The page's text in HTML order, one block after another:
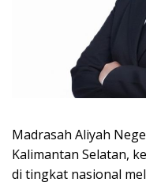
Madrasah Aliyah
Kalimantan Selatan,
di tingkat nasional